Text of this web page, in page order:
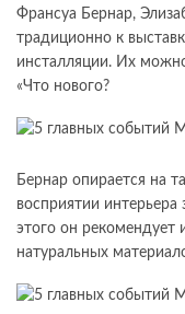
Франсуа Бернар,
традиционно к
инсталляции. Их
«Что нового?
Бернар опирается на
восприятии интерьера
этого он рекомендует
натуральных